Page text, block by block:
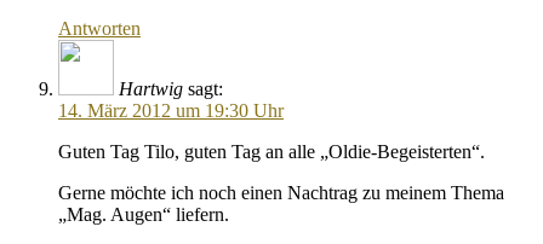
Antworten
Hartwig sagt:
14. März 2012 um 19:30 Uhr
Guten Tag Tilo, guten Tag an alle „Oldie-Begeisterten“.
Gerne möchte ich noch einen Nachtrag zu meinem Thema
„Mag. Augen“ liefern.